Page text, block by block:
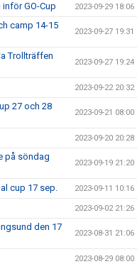
GO-Cup 2023-09-29 18:06
camp 14-15
2023-09-27 19:31
Trollträffen
2023-09-27 19:24
2023-09-22 20:32
27 och 28
2023-09-21 08:00
2023-09-20 20:28
på söndag
2023-09-19 21:20
cup 17 sep. 2023-09-11 10:16
2023-09-02 21:26
den 17
2023-08-31 21:06
2023-08-29 08:00